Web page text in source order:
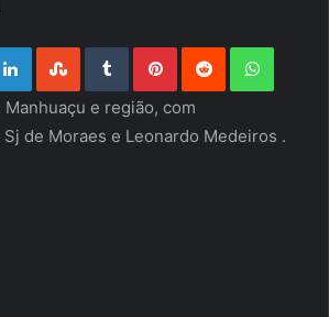
LinkedIn StumbleUpon Tumblr Pinterest Reddit
e região, com
de Moraes e Leonardo Medeiros .